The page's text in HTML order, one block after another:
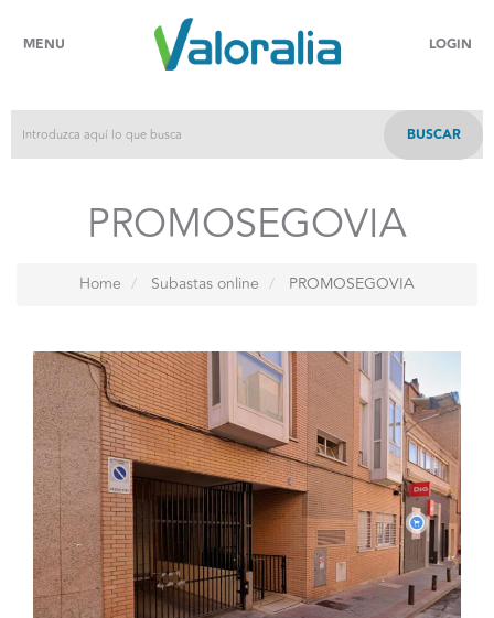
MENU LOGIN
BUSCAR
PROMOSEGOVIA
Home Subastas online PROMOSEGOVIA